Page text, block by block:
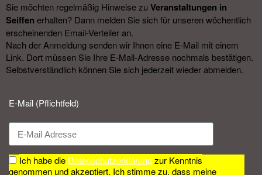
Sie möchten regelmäßig Hinweise zu Veranstal­tungen in
Seiffen erhalten? Dann melden Sie sich für unseren wöchentlich
erscheinenden Email-Verteiler an.
Nach der Anmeldung senden wir Ihnen eine E-Mail mit einem
Link. Dort müssen Sie Ihre E-Mail-Adresse nochmals bestätigen.
Selbstverständlich können Sie sich jederzeit wieder abmelden.​
E-Mail (Pflichtfeld)
Ich habe die Datenschutzerklärungzur Kenntnis
genommen und akzeptiert. Ich stimme zu, dass meine